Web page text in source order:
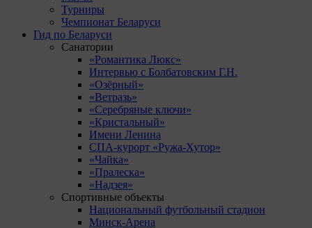
Турниры
Чемпионат Беларуси
Гид по Беларуси
Санатории
«Романтика Люкс»
Интервью с Болбатовским Г.Н.
«Озёрный»
«Ветразь»
«Серебряные ключи»
«Кристальный»
Имени Ленина
СПА-курорт «Ружа-Хутор»
«Чайка»
«Пралеска»
«Надзея»
Спортивные объекты
Национальный футбольный стадион
Минск-Арена